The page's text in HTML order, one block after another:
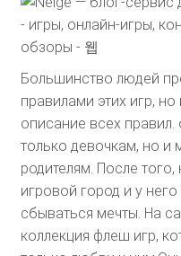
Большинство людей
правилами этих игр,
описание всех правил.
только девочкам, но и
родителям. После
игровой город и у
сбываться мечты. На
коллекция флеш игр,